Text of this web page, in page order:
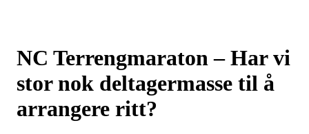
NC Terrengmaraton – Har vi
stor nok deltagermasse til å
arrangere ritt?